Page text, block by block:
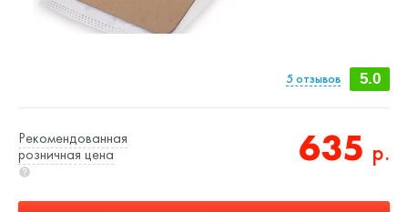
5.0
5отзывов
635 р.
Рекомендованная
розничная цена